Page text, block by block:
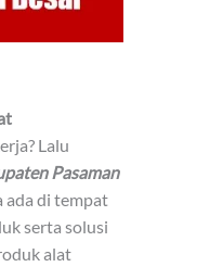
Lalu
Pasaman
ada di tempat
serta solusi
alat